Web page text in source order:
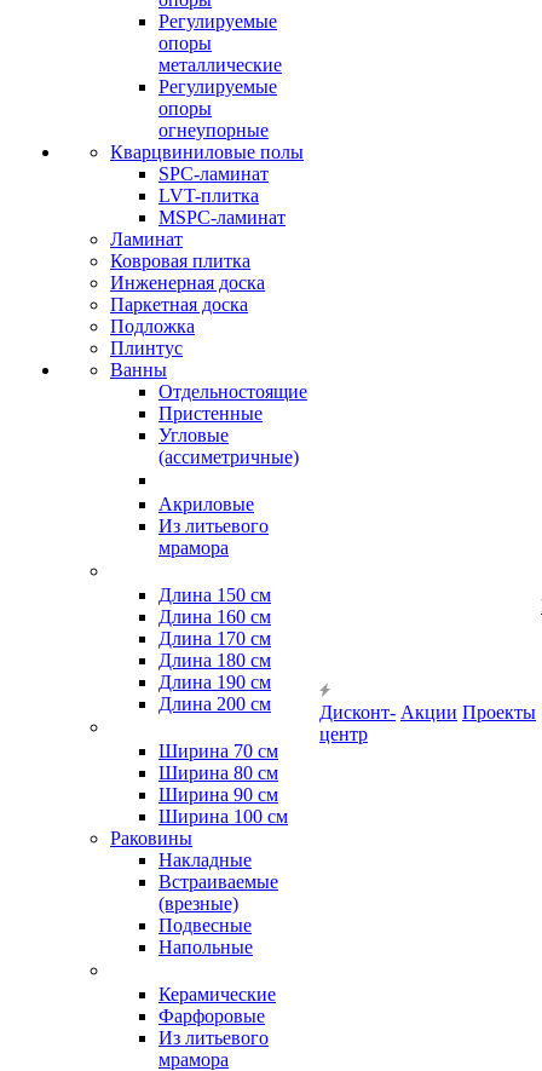
Регулируемые
опоры
металлические
Регулируемые
опоры
огнеупорные
Кварцвиниловые полы
SPC-ламинат
LVT-плитка
MSPC-ламинат
Ламинат
Ковровая плитка
Инженерная доска
Паркетная доска
Подложка
Плинтус
Ванны
Отдельностоящие
Пристенные
Угловые
(ассиметричные)
Акриловые
Из литьевого
мрамора
Длина 150 см
Длина 160 см
Длина 170 см
Длина 180 см
Длина 190 см
Длина 200 см
Ширина 70 см
Ширина 80 см
Ширина 90 см
Ширина 100 см
Раковины
Накладные
Встраиваемые
(врезные)
Подвесные
Напольные
Керамические
Фарфоровые
Из литьевого
мрамора
Дисконт-
центр
Акции Проекты